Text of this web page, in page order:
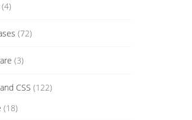
(4)
(72)
(3)
CSS (122)
(18)